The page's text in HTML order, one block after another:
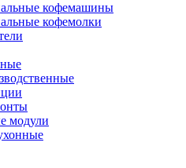
кофемашины
кофемолки
модули